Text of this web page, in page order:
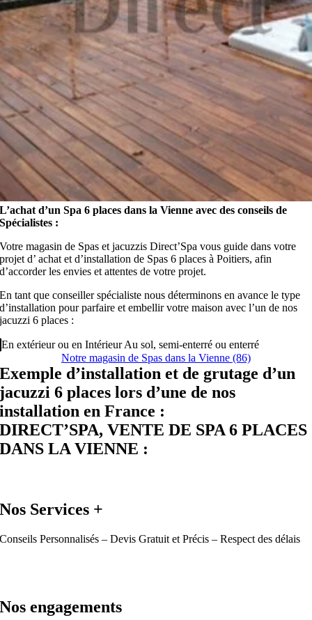
L’achat d’un Spa 6 places dans la Vienne avec des conseils de
Spécialistes :
Votre magasin de Spas et jacuzzis Direct’Spa vous guide dans votre
projet d’ achat et d’installation de Spas 6 places à Poitiers, afin
d’accorder les envies et attentes de votre projet.
En tant que conseiller spécialiste nous déterminons en avance le type
d’installation pour parfaire et embellir votre maison avec l’un de nos
jacuzzi 6 places :
En extérieur ou en Intérieur Au sol, semi-enterré ou enterré
Notre magasin de Spas dans la Vienne (86)
Exemple d’installation et de grutage d’un
jacuzzi 6 places lors d’une de nos
installation en France :
DIRECT’SPA, VENTE DE SPA 6 PLACES
DANS LA VIENNE :
Nos Services +
Conseils Personnalisés – Devis Gratuit et Précis – Respect des délais
Nos engagements